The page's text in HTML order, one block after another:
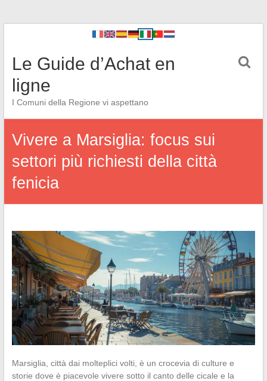
Le Guide d’Achat en
ligne
I Comuni della Regione vi aspettano
Vivere a Marsiglia: focus sui
settori più richiesti della città
fenicia
Marsiglia, città dai molteplici volti, è un crocevia di culture e
storie dove è piacevole vivere sotto il canto delle cicale e la